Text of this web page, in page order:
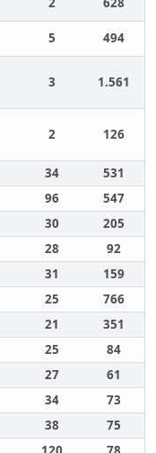
5 494
3 1.561
2 126
34
531
96
547
30
205
28
92
31
159
25
766
21
351
25
84
27
61
34
73
38
75